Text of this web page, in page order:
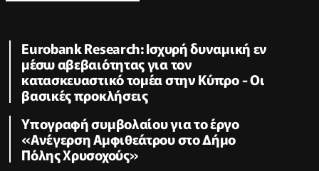
Eurobank Research: Ισχυρή δυναμική εν
μέσω αβεβαιότητας για τον
κατασκευαστικό τομέα στην Κύπρο - Οι
βασικές προκλήσεις
Υπογραφή συμβολαίου για το έργο
«Ανέγερση Αμφιθεάτρου στο Δήμο
Πόλης Χρυσοχούς»